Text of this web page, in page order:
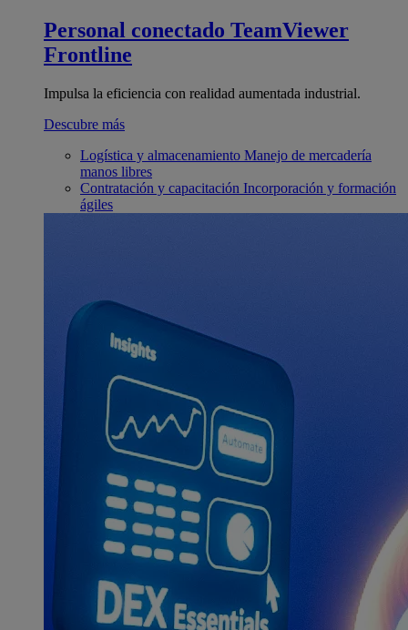
Personal conectado TeamViewer
Frontline
Impulsa la eficiencia con realidad aumentada industrial.
Descubre más
Logística y almacenamiento Manejo de mercadería
manos libres
Contratación y capacitación Incorporación y formación
ágiles